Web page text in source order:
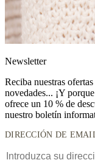
Newsletter
Reciba nuestras
novedades... ¡Y
ofrece un 10 % de
nuestro boletín
DIRECCIÓN DE